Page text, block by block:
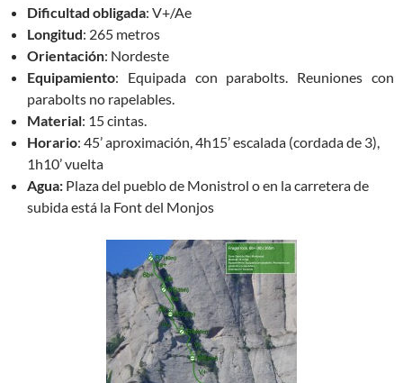
Dificultad obligada: V+/Ae
Longitud: 265 metros
Orientación: Nordeste
Equipamiento: Equipada con parabolts. Reuniones con
parabolts no rapelables.
Material: 15 cintas.
Horario: 45’ aproximación, 4h15’ escalada (cordada de 3),
1h10’ vuelta
Agua: Plaza del pueblo de Monistrol o en la carretera de
subida está la Font del Monjos